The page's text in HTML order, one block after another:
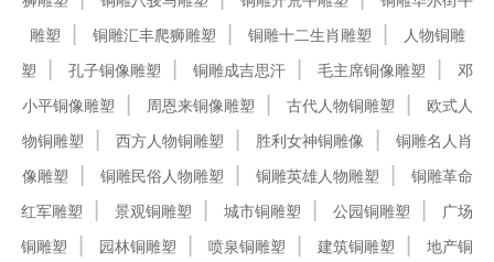
雕塑
铜雕汇丰爬狮雕塑 铜雕十二生肖雕塑
人物铜雕
塑
孔子铜像雕塑 铜雕成吉思汗 毛主席铜像雕塑
邓
小平铜像雕塑
周恩来铜像雕塑 古代人物铜雕塑
欧式人
物铜雕塑
西方人物铜雕塑 胜利女神铜雕像
铜雕名人肖
像雕塑
铜雕民俗人物雕塑 铜雕英雄人物雕塑
铜雕革命
红军雕塑
景观铜雕塑 城市铜雕塑 公园铜雕塑
广场
铜雕塑
园林铜雕塑 喷泉铜雕塑 建筑铜雕塑
地产铜